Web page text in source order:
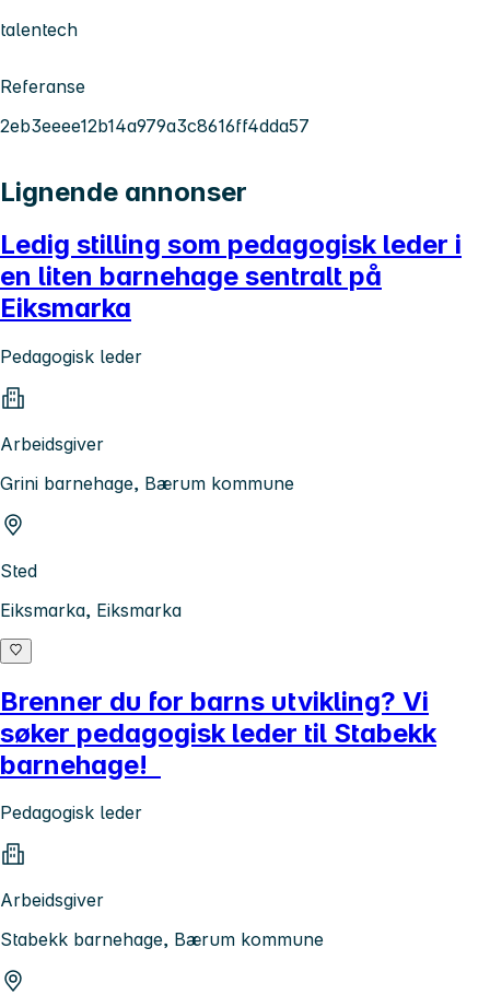
talentech
Referanse
2eb3eeee12b14a979a3c8616ff4dda57
Lignende annonser
Ledig stilling som pedagogisk leder i
en liten barnehage sentralt på
Eiksmarka
Pedagogisk leder
Arbeidsgiver
Grini barnehage, Bærum kommune
Sted
Eiksmarka, Eiksmarka
Brenner du for barns utvikling? Vi
søker pedagogisk leder til Stabekk
barnehage!
Pedagogisk leder
Arbeidsgiver
Stabekk barnehage, Bærum kommune